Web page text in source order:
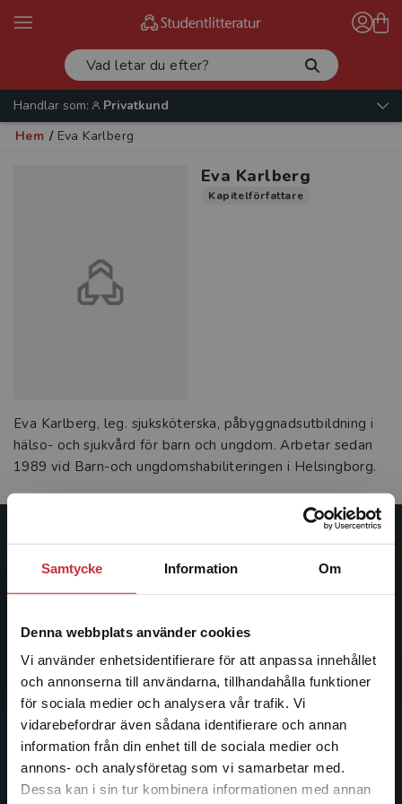
Samtycke Information Om
Denna webbplats använder cookies
Vi använder enhetsidentifierare för att anpassa innehållet
och annonserna till användarna, tillhandahålla funktioner
för sociala medier och analysera vår trafik. Vi
vidarebefordrar även sådana identifierare och annan
information från din enhet till de sociala medier och
annons- och analysföretag som vi samarbetar med.
Dessa kan i sin tur kombinera informationen med annan
Begränsad fraktregion
Handlar som:
Privatkund
Hem / Eva Karlberg
Eva Karlberg
Kapitelförfattare
Eva Karlberg, leg. sjuksköterska, påbyggnadsutbildning i
hälso- och sjukvård för barn och ungdom. Arbetar sedan
1989 vid Barn-och ungdomshabiliteringen i Helsingborg.
Studentlitteratur
Studentlitteratur grundades 1963 och är idag Sveriges
facklitteratur, utbildningar och digitala
informationstjänster i utbudet, finns Studentlitteratur med
längs hela kunskapsresan.
Kontakta oss
Kontakta oss